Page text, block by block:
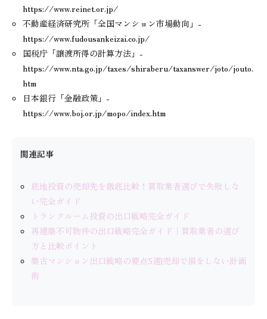
https://www.reinet.or.jp/
不動産経済研究所「全国マンション市場動向」-
https://www.fudousankeizai.co.jp/
国税庁「譲渡所得の計算方法」-
https://www.nta.go.jp/taxes/shiraberu/taxanswer/joto/jouto.
htm
日本銀行「金融政策」-
https://www.boj.or.jp/mopo/index.htm
関連記事
底地投資の売却先を徹底比較！買取業者選びで失敗しな
い完全ガイド
トランクルーム投資の出口戦略完全ガイド
再建築不可物件の出口戦略完全ガイド｜買取業者の選び
方と比較ポイント
築古マンション出口戦略の要点5選|売却で損をしない計画
術